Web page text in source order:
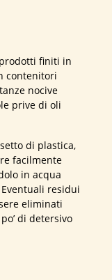
finiti in
contenitori
nocive
prive di oli
di plastica,
facilmente
in acqua
residui
eliminati
di detersivo